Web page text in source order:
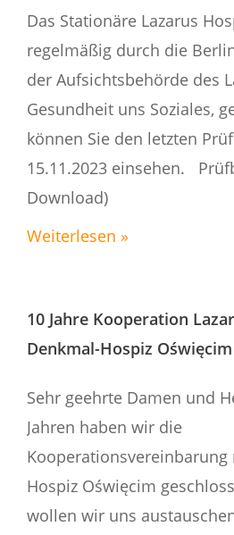
Das Stationäre Lazarus
regelmäßig durch die
der Aufsichtsbehörde des
Gesundheit uns Soziales,
können Sie den letzten
15.11.2023 einsehen.
Download)
Weiterlesen »
10 Jahre Kooperation
Denkmal-Hospiz Oświęcim
Sehr geehrte Damen und
Jahren haben wir die
Hospiz Oświęcim
wollen wir uns